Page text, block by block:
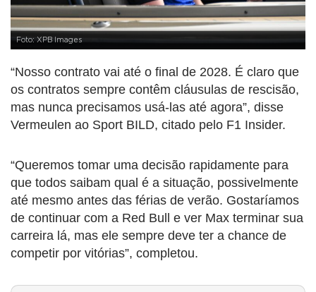
Foto: XPB Images
“Nosso contrato vai até o final de 2028. É claro que
os contratos sempre contêm cláusulas de rescisão,
mas nunca precisamos usá-las até agora”, disse
Vermeulen ao Sport BILD, citado pelo F1 Insider.
“Queremos tomar uma decisão rapidamente para
que todos saibam qual é a situação, possivelmente
até mesmo antes das férias de verão. Gostaríamos
de continuar com a Red Bull e ver Max terminar sua
carreira lá, mas ele sempre deve ter a chance de
competir por vitórias”, completou.